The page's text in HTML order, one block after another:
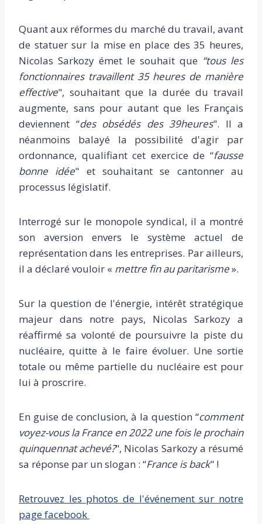
Quant aux réformes du marché du travail, avant
de statuer sur la mise en place des 35 heures,
Nicolas Sarkozy émet le souhait que “tous les
fonctionnaires travaillent 35 heures de manière
effective", souhaitant que la durée du travail
augmente, sans pour autant que les Français
deviennent “des obsédés des 39heures". Il a
néanmoins balayé la possibilité d'agir par
ordonnance, qualifiant cet exercice de “fausse
bonne idée" et souhaitant se cantonner au
processus législatif.
Interrogé sur le monopole syndical, il a montré
son aversion envers le système actuel de
représentation dans les entreprises. Par ailleurs,
il a déclaré vouloir « mettre fin au paritarisme».
Sur la question de l'énergie, intérêt stratégique
majeur dans notre pays, Nicolas Sarkozy a
réaffirmé sa volonté de poursuivre la piste du
nucléaire, quitte à le faire évoluer. Une sortie
totale ou même partielle du nucléaire est pour
lui à proscrire.
En guise de conclusion, à la question “comment
voyez-vous la France en 2022 une fois le prochain
quinquennat achevé?", Nicolas Sarkozy a résumé
sa réponse par un slogan : “France isback" !
Retrouvez les photos de l'événement sur notre
page facebook